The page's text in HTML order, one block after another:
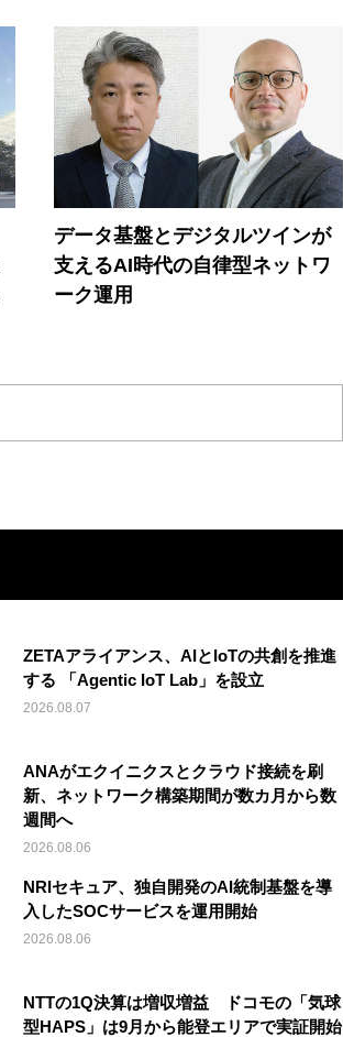
データ基盤とデジタルツインが
支えるAI時代の自律型ネットワ
ーク運用
ZETAアライアンス、AIとIoTの共創を推進
する 「Agentic IoT Lab」を設立
2026.08.07
ANAがエクイニクスとクラウド接続を刷
新、ネットワーク構築期間が数カ月から数
週間へ
2026.08.06
NRIセキュア、独自開発のAI統制基盤を導
入したSOCサービスを運用開始
2026.08.06
NTTの1Q決算は増収増益 ドコモの「気球
型HAPS」は9月から能登エリアで実証開始